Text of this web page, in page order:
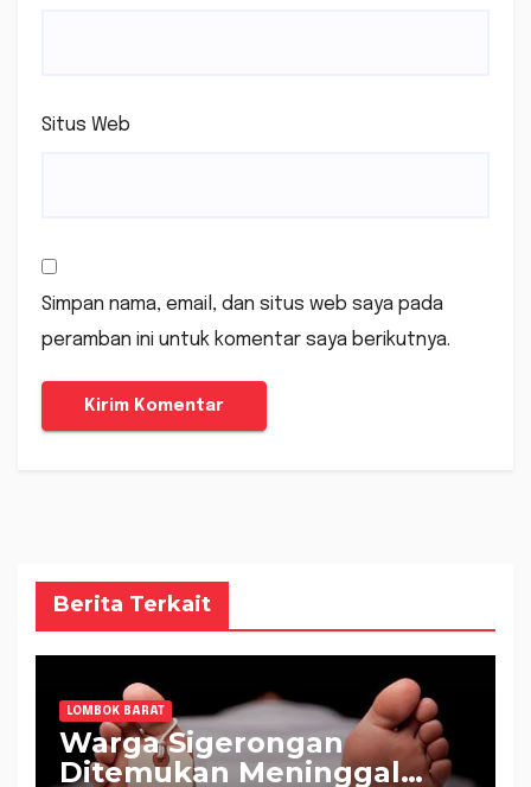
Situs Web
Simpan nama, email, dan situs web saya pada
peramban ini untuk komentar saya berikutnya.
Berita Terkait
LOMBOK BARAT
Warga Sigerongan
Ditemukan Meninggal